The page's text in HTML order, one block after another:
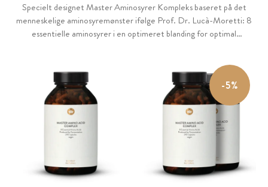
Specielt designet Master Aminosyrer Kompleks baseret på det
menneskelige aminosyremønster ifølge Prof. Dr. Lucà-Moretti: 8
essentielle aminosyrer i en optimeret blanding for optimal
-5%